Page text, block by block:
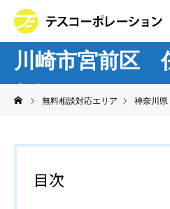
川崎市宮前区
相談無料相談対応エリア 神奈川
目次